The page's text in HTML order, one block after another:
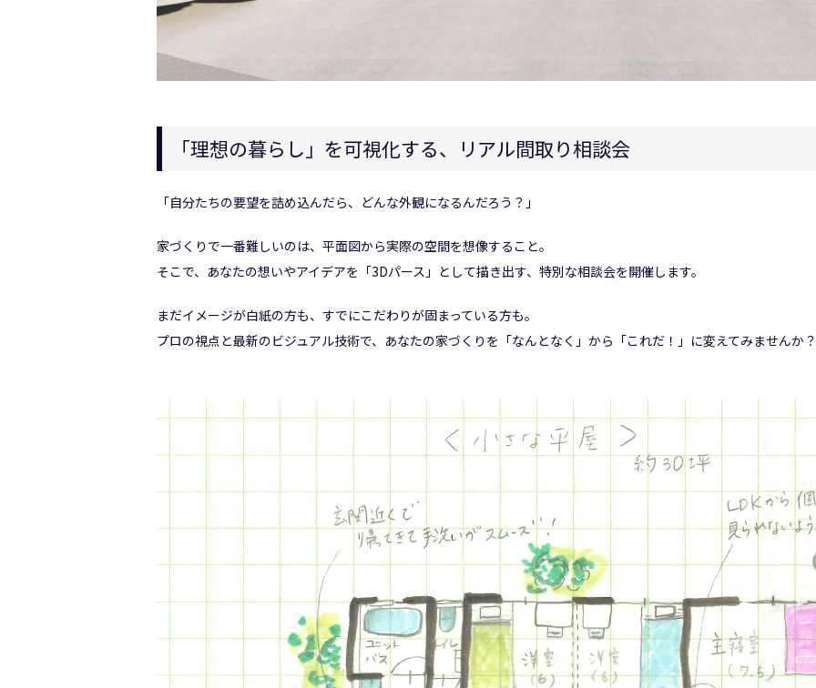
「理想の暮らし」を可視化する、リアル間取り相談会
「自分たちの要望を詰め込んだら、どんな外観になるんだろう？」
家づくりで一番難しいのは、平面図から実際の空間を想像すること。
そこで、あなたの想いやアイデアを「3Dパース」として描き出す、特別な相談会を開催します。
まだイメージが白紙の方も、すでにこだわりが固まっている方も。
プロの視点と最新のビジュアル技術で、あなたの家づくりを「なんとなく」から「これだ！」に変えてみませんか？